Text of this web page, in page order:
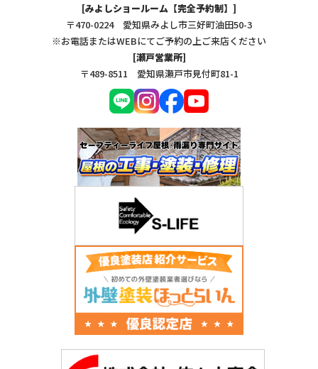
[みよしショールーム【完全予約制】]
〒470-0224 愛知県みよし市三好町油田50-3
※お電話またはWEBにてご予約の上ご来店ください
[瀬戸営業所]
〒489-8511 愛知県瀬戸市見付町81-1